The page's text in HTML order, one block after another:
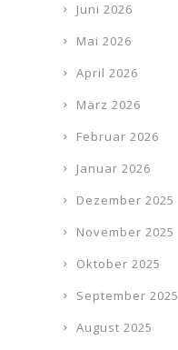
Juni 2026
Mai 2026
April 2026
März 2026
Februar 2026
Januar 2026
Dezember 2025
November 2025
Oktober 2025
September 2025
August 2025